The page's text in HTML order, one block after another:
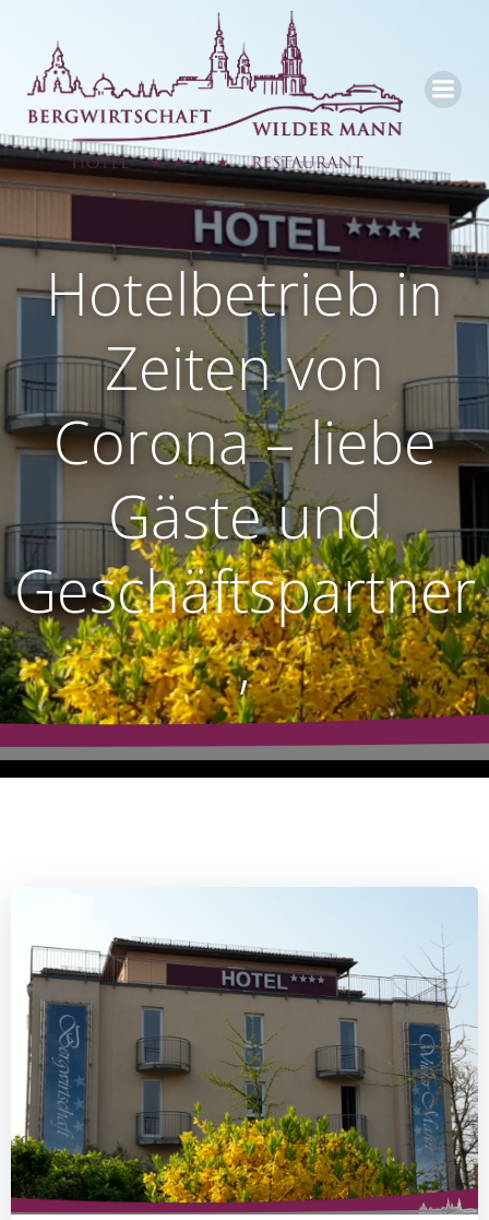
Inhalt
springen
Hotelbetrieb in
Zeiten von
Corona – liebe
Gäste und
Geschäftspartner
,